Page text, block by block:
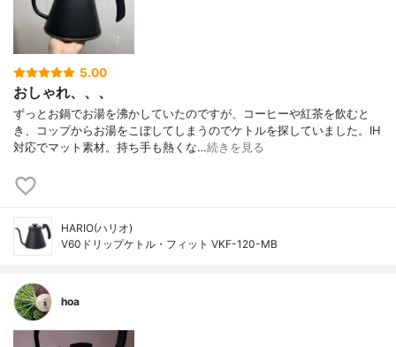
5.00
おしゃれ、、、
ずっとお鍋でお湯を沸かしていたのですが、コーヒーや紅茶を飲むと
き、コップからお湯をこぼしてしまうのでケトルを探していました。IH
対応でマット素材。持ち手も熱くな…続きを見る
HARIO(ハリオ)
V60ドリップケトル・フィット VKF-120-MB
hoa